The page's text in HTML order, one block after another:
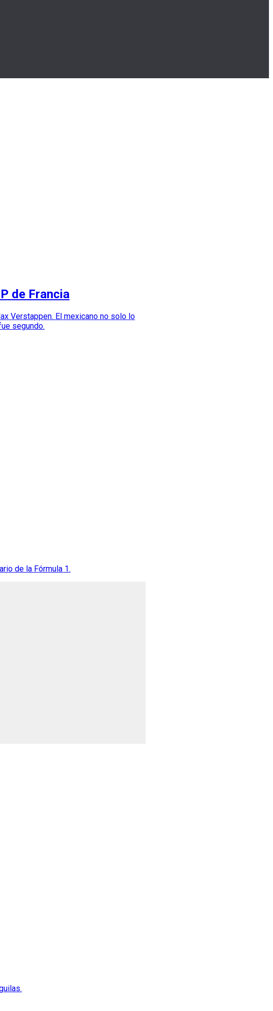
de Francia
Verstappen. El mexicano no solo lo
segundo.
de la Fórmula 1.